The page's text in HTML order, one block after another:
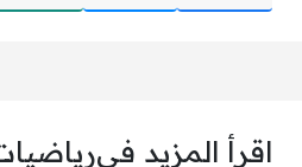
اقرأ المزيد في